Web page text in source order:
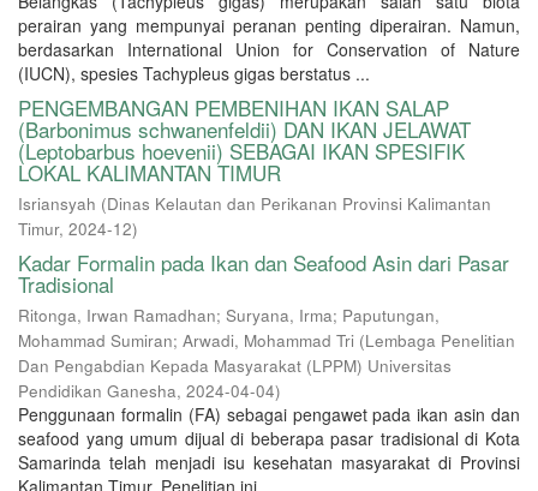
perairan yang mempunyai peranan penting diperairan. Namun,
berdasarkan International Union for Conservation of Nature
(IUCN), spesies Tachypleus gigas berstatus ...
PENGEMBANGAN PEMBENIHAN IKAN SALAP
(Barbonimus schwanenfeldii) DAN IKAN JELAWAT
(Leptobarbus hoevenii) SEBAGAI IKAN SPESIFIK
LOKAL KALIMANTAN TIMUR
Isriansyah (Dinas Kelautan dan Perikanan Provinsi Kalimantan
Timur, 2024-12)
Kadar Formalin pada Ikan dan Seafood Asin dari Pasar
Tradisional
Ritonga, Irwan Ramadhan; Suryana, Irma; Paputungan,
Mohammad Sumiran; Arwadi, Mohammad Tri (Lembaga Penelitian
Dan Pengabdian Kepada Masyarakat (LPPM) Universitas
Pendidikan Ganesha, 2024-04-04)
Penggunaan formalin (FA) sebagai pengawet pada ikan asin dan
seafood yang umum dijual di beberapa pasar tradisional di Kota
Samarinda telah menjadi isu kesehatan masyarakat di Provinsi
Kalimantan Timur. Penelitian ini ...